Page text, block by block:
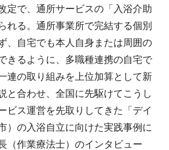
定で、通所サービスの「入浴介助
れる。通所事業所で完結する個別
、自宅でも本人自身または周囲の
きるように、多職種連携の自宅で
連の取り組みを上位加算として新
と合わせ、全国に先駆けてこうし
ビス運営を先取りしてきた「デイ
）の入浴自立に向けた実践事例に
（作業療法士）のインタビュー